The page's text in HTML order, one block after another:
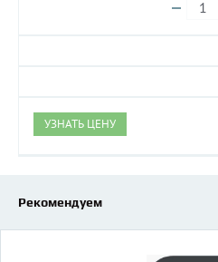
УЗНАТЬ ЦЕНУ
Рекомендуем